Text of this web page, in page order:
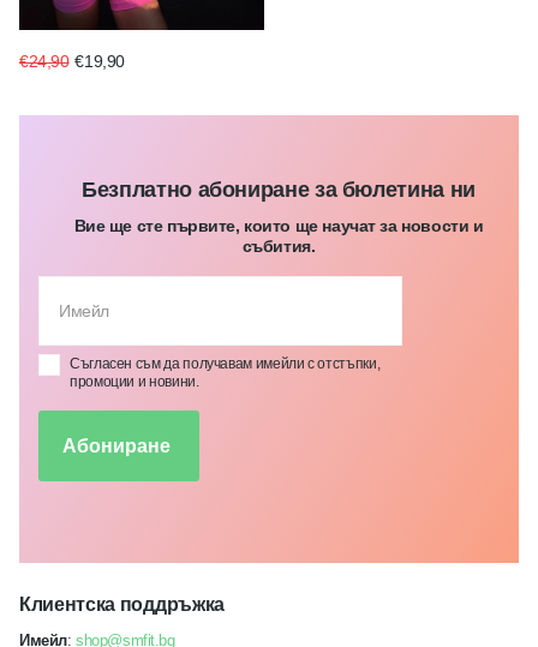
€24,90 €19,90
Безплатно абониране за бюлетина ни
Вие ще сте първите, които ще научат за новости и
събития.
Съгласен съм да получавам имейли с отстъпки,
промоции и новини.
Абониране
Клиентска поддръжка
Имейл:shop@smfit.bg